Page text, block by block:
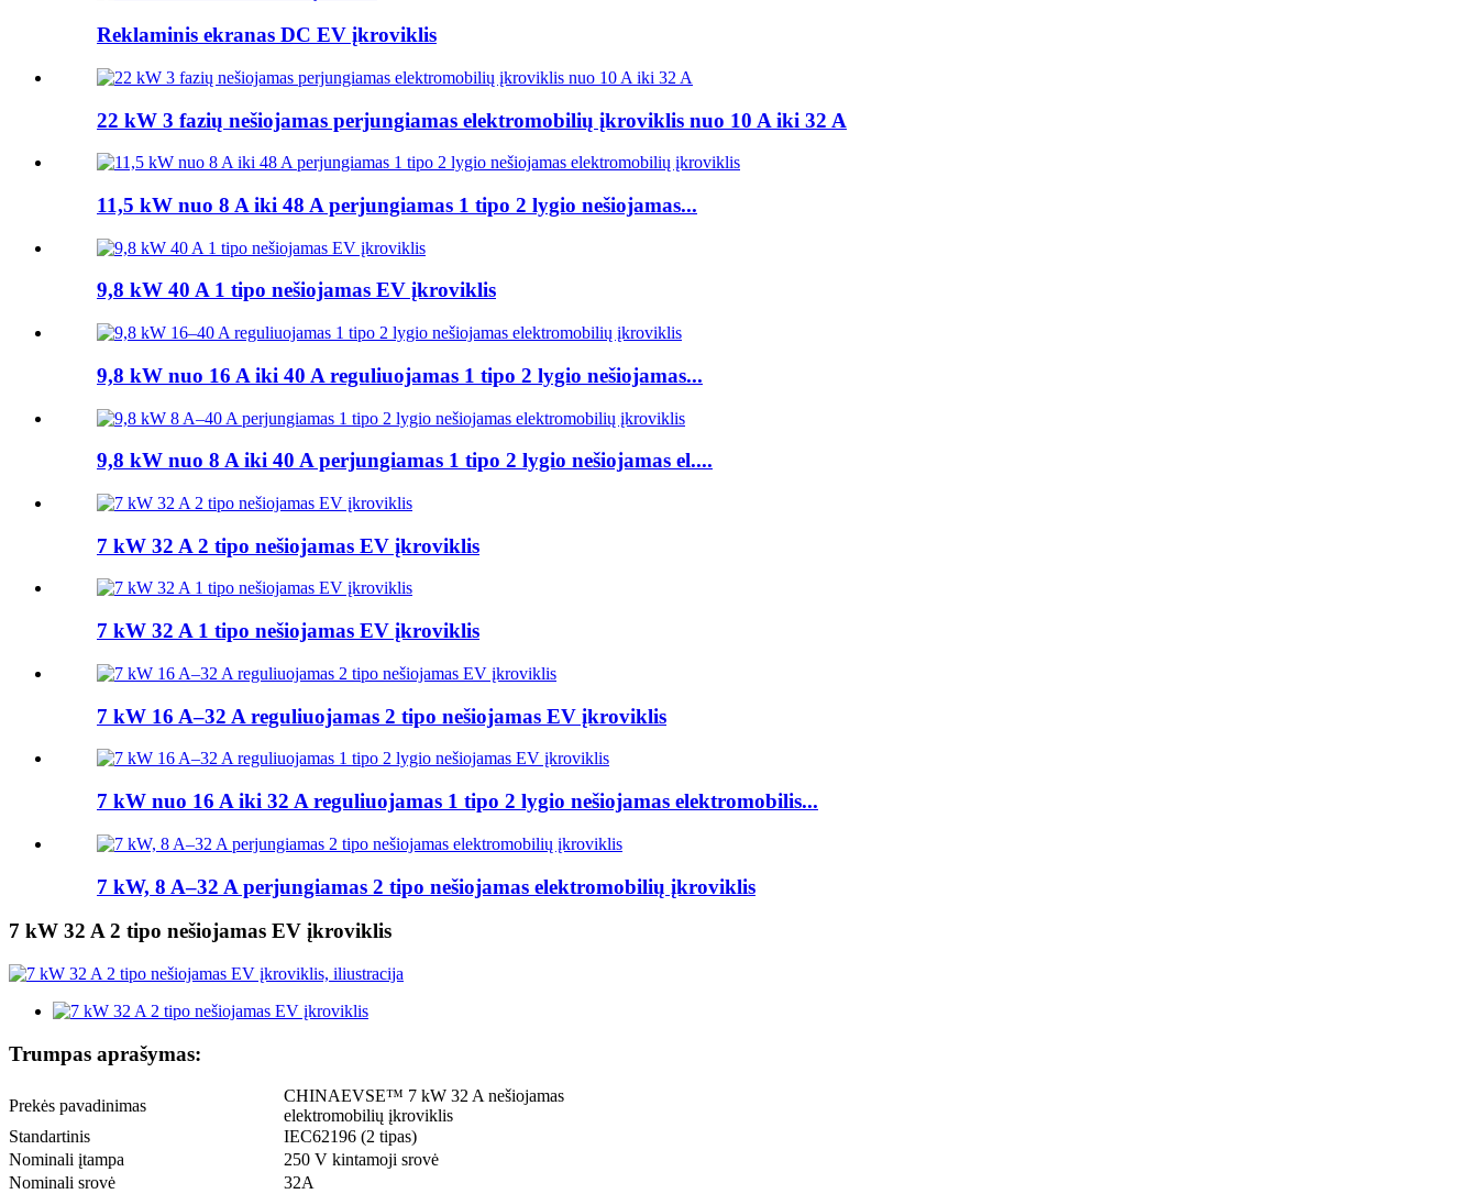
Reklaminis ekranas DC EV įkroviklis
22 kW 3 fazių nešiojamas perjungiamas elektromobilių įkroviklis nuo 10 A iki 32 A
11,5 kW nuo 8 A iki 48 A perjungiamas 1 tipo 2 lygio nešiojamas...
9,8 kW 40 A 1 tipo nešiojamas EV įkroviklis
9,8 kW nuo 16 A iki 40 A reguliuojamas 1 tipo 2 lygio nešiojamas...
9,8 kW nuo 8 A iki 40 A perjungiamas 1 tipo 2 lygio nešiojamas el....
7 kW 32 A 2 tipo nešiojamas EV įkroviklis
7 kW 32 A 1 tipo nešiojamas EV įkroviklis
7 kW 16 A–32 A reguliuojamas 2 tipo nešiojamas EV įkroviklis
7 kW nuo 16 A iki 32 A reguliuojamas 1 tipo 2 lygio nešiojamas elektromobilis...
7 kW, 8 A–32 A perjungiamas 2 tipo nešiojamas elektromobilių įkroviklis
7 kW 32 A 2 tipo nešiojamas EV įkroviklis
Trumpas aprašymas:
Prekės pavadinimas
CHINAEVSE™️ 7 kW 32 A nešiojamas
elektromobilių įkroviklis
Standartinis
IEC62196 (2 tipas)
Nominali įtampa
250 V kintamoji srovė
Nominali srovė
32A